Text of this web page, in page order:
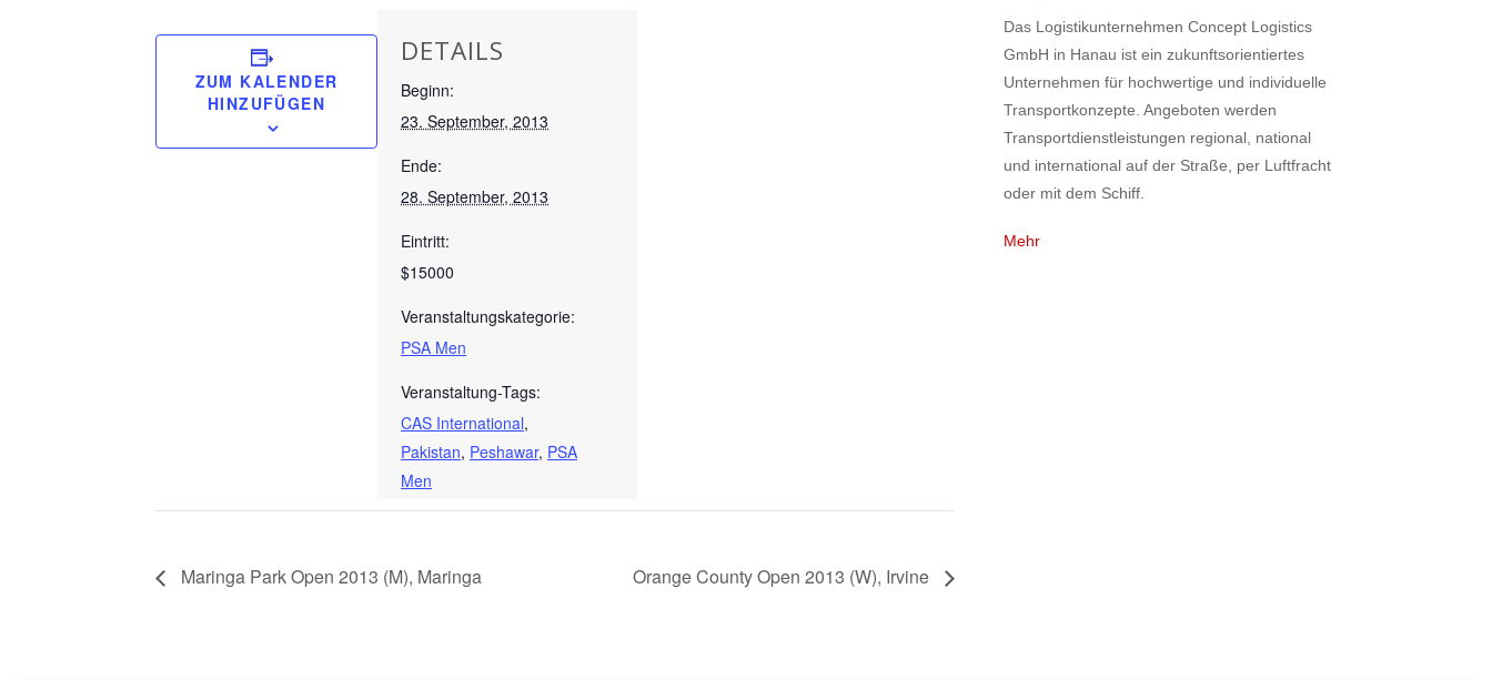
ZUM KALENDER
HINZUFÜGEN
DETAILS
Beginn:
23. September, 2013
Ende:
28. September, 2013
Eintritt:
$15000
Veranstaltungskategorie:
PSA Men
Veranstaltung-Tags:
CAS International,
Pakistan, Peshawar, PSA
Men
Maringa Park Open 2013 (M), Maringa Orange County Open 2013 (W), Irvine
Das Logistikunternehmen Concept Logistics
GmbH in Hanau ist ein zukunftsorientiertes
Unternehmen für hochwertige und individuelle
Transportkonzepte. Angeboten werden
Transportdienstleistungen regional, national
und international auf der Straße, per Luftfracht
oder mit dem Schiff.
Mehr